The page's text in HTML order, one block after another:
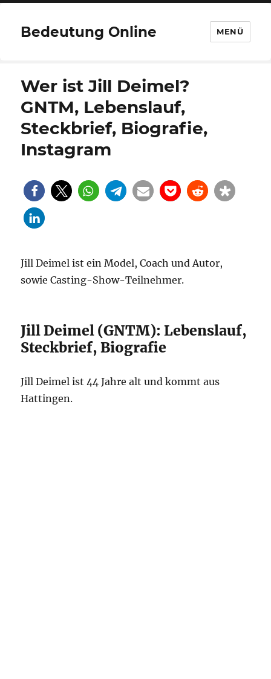
Bedeutung Online MENÜ
Wer ist Jill Deimel?
GNTM, Lebenslauf,
Steckbrief, Biografie,
Instagram
Jill Deimel ist ein Model, Coach und Autor,
sowie Casting-Show-Teilnehmer.
Jill Deimel (GNTM): Lebenslauf,
Steckbrief, Biografie
Jill Deimel ist 44 Jahre alt und kommt aus
Hattingen.